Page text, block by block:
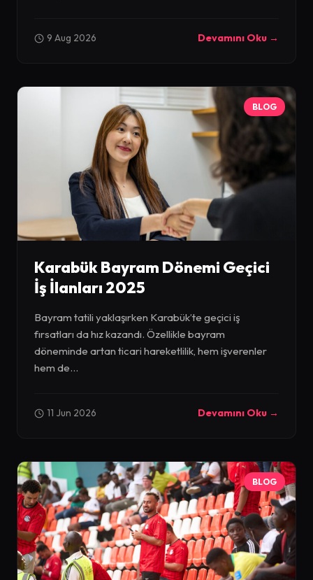
9 Aug 2026 Devamını Oku →
BLOG
Karabük Bayram Dönemi Geçici
İş İlanları 2025
Bayram tatili yaklaşırken Karabük’te geçici iş
fırsatları da hız kazandı. Özellikle bayram
döneminde artan ticari hareketlilik, hem işverenler
hem de...
11 Jun 2026 Devamını Oku →
BLOG